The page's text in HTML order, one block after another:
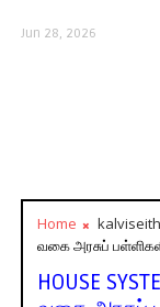
Jun 28, 2026
Home
வகை அரசுப்
HOUSE